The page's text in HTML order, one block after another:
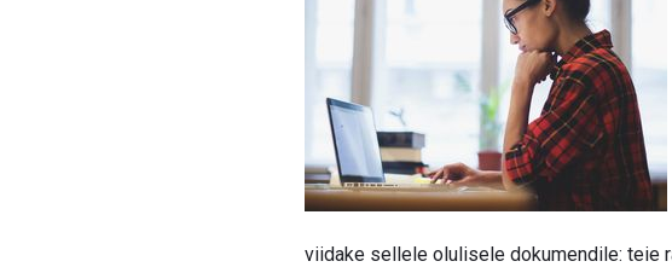
viidake sellele olulisele dokumendile: teie